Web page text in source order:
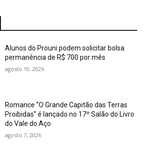
Alunos do Prouni podem solicitar bolsa
permanência de R$ 700 por mês
agosto 10, 2026
Romance “O Grande Capitão das Terras
Proibidas” é lançado no 17º Salão do Livro
do Vale do Aço
agosto 7, 2026